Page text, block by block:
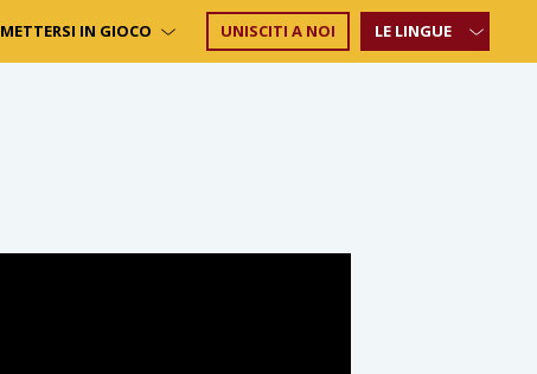
METTERSI IN GIOCO UNISCITI A NOI LE LINGUE